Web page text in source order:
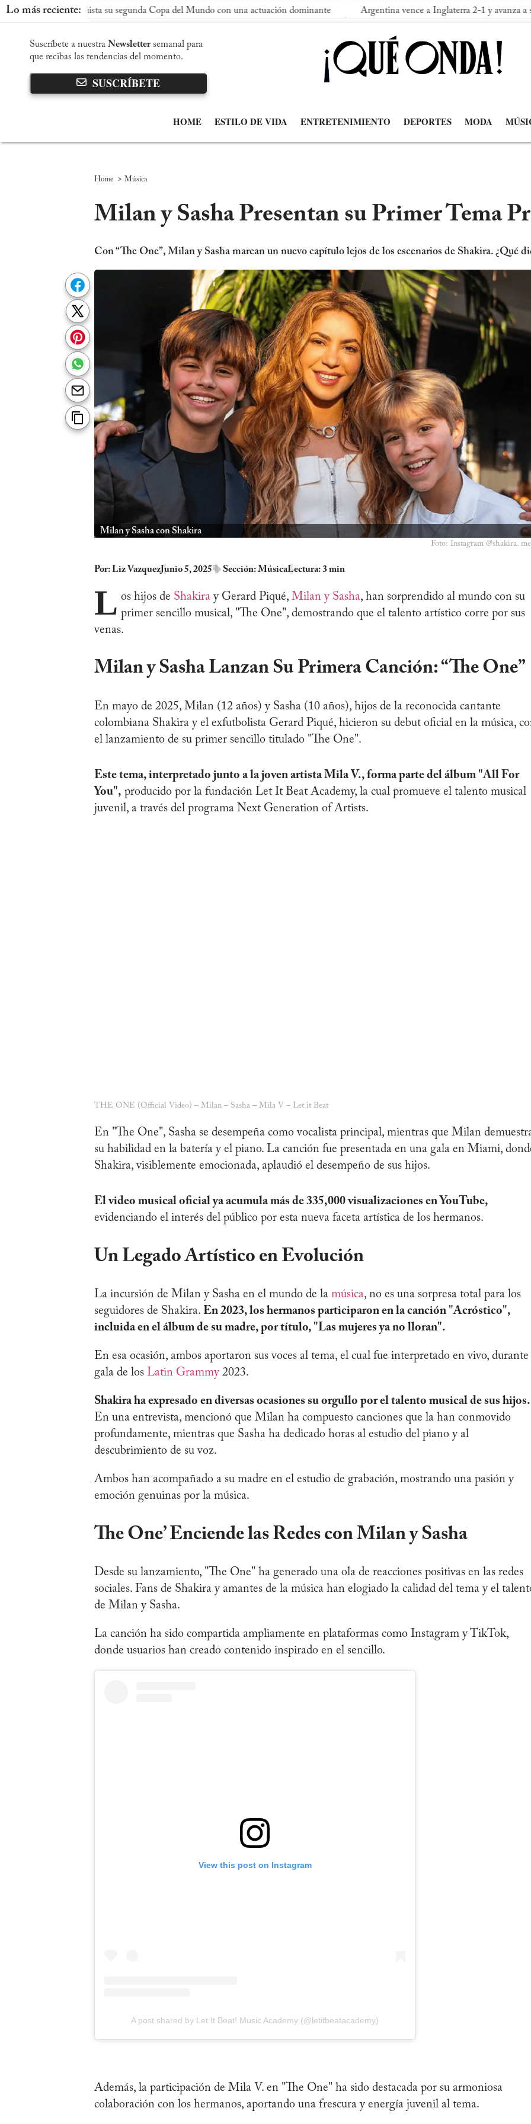
Lo más reciente:
conquista su segunda Copa del Mundo con una actuación dominante Argentina vence a Inglaterra 2-1 y avanza a su
Suscríbete a nuestra Newsletter semanal para
que recibas las tendencias del momento.
SUSCRÍBETE
HOME ESTILO DE VIDA ENTRETENIMIENTO DEPORTES MODA
Home > Música
Milan y Sasha Presentan su Primer Tema
Con “The One”, Milan y Sasha marcan un nuevo capítulo lejos de los escenarios de Shakira. ¿Qué
Milan y Sasha con Shakira
Foto: Instagram @shakira.
Por:Liz VazquezJunio 5, 2025 Sección:MúsicaLectura: 3 min
L os hijos de Shakira y Gerard Piqué, Milan y Sasha, han sorprendido al mundo con su
primer sencillo musical, "The One", demostrando que el talento artístico corre por sus
venas.
Milan y Sasha Lanzan Su Primera Canción: “The One”
En mayo de 2025, Milan (12 años) y Sasha (10 años), hijos de la reconocida cantante
colombiana Shakira y el exfutbolista Gerard Piqué, hicieron su debut oficial en la música,
el lanzamiento de su primer sencillo titulado "The One".
Este tema, interpretado junto a la joven artista Mila V., forma parte del álbum "All For
You", producido por la fundación Let It Beat Academy, la cual promueve el talento musical
juvenil, a través del programa Next Generation of Artists.
THE ONE (Official Video) – Milan – Sasha – Mila V – Let it Beat
En "The One", Sasha se desempeña como vocalista principal, mientras que Milan
su habilidad en la batería y el piano. La canción fue presentada en una gala en Miami,
Shakira, visiblemente emocionada, aplaudió el desempeño de sus hijos.
El video musical oficial ya acumula más de 335,000 visualizaciones en YouTube,
evidenciando el interés del público por esta nueva faceta artística de los hermanos.
Un Legado Artístico en Evolución
La incursión de Milan y Sasha en el mundo de la música, no es una sorpresa total para los
seguidores de Shakira. En 2023, los hermanos participaron en la canción "Acróstico",
incluida en el álbum de su madre, por título, "Las mujeres ya no lloran".
En esa ocasión, ambos aportaron sus voces al tema, el cual fue interpretado en vivo, durante
gala de los Latin Grammy 2023.
Shakira ha expresado en diversas ocasiones su orgullo por el talento musical de sus hijos.
En una entrevista, mencionó que Milan ha compuesto canciones que la han conmovido
profundamente, mientras que Sasha ha dedicado horas al estudio del piano y al
descubrimiento de su voz.
Ambos han acompañado a su madre en el estudio de grabación, mostrando una pasión y
emoción genuinas por la música.
The One’ Enciende las Redes con Milan y Sasha
Desde su lanzamiento, "The One" ha generado una ola de reacciones positivas en las redes
sociales. Fans de Shakira y amantes de la música han elogiado la calidad del tema y el
de Milan y Sasha.
La canción ha sido compartida ampliamente en plataformas como Instagram y TikTok,
donde usuarios han creado contenido inspirado en el sencillo.
View this post on Instagram
A post shared by Let It Beat! Music Academy (@letitbeatacademy)
Además, la participación de Mila V. en "The One" ha sido destacada por su armoniosa
colaboración con los hermanos, aportando una frescura y energía juvenil al tema.